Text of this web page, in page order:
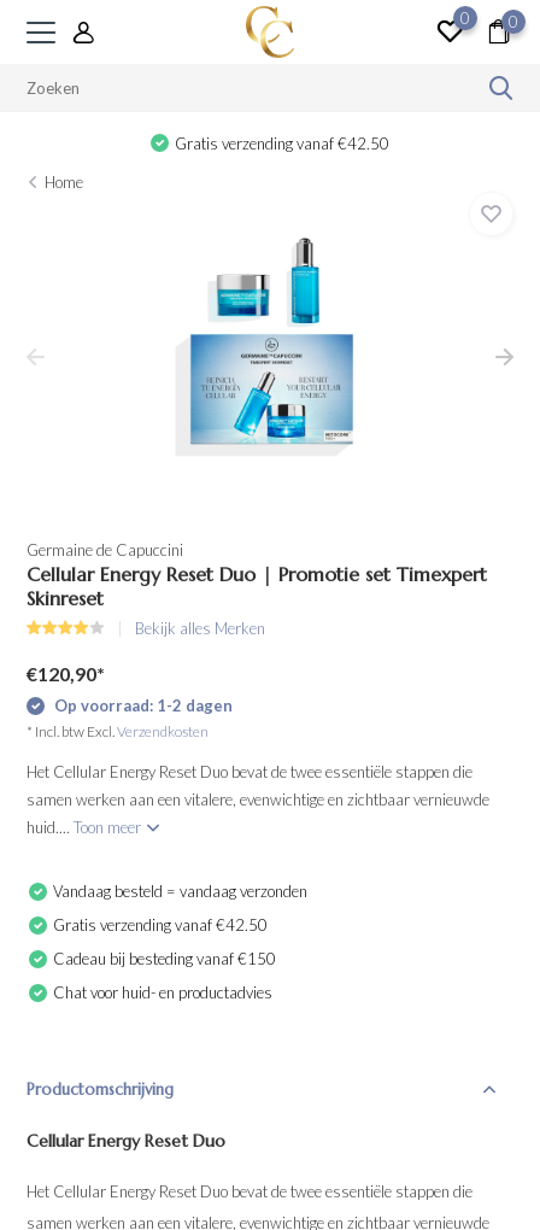
0 0
Gratis verzending vanaf €42.50
Home
Germaine de Capuccini
Cellular Energy Reset Duo | Promotie set Timexpert
Skinreset
Bekijk alles Merken
€120,90*
Op voorraad: 1-2 dagen
* Incl. btw Excl.Verzendkosten
Het Cellular Energy Reset Duo bevat de twee essentiële stappen die
samen werken aan een vitalere, evenwichtige en zichtbaar vernieuwde
huid....Toon meer
Vandaag besteld = vandaag verzonden
Gratis verzending vanaf €42.50
Cadeau bij besteding vanaf €150
Chat voor huid- en productadvies
Productomschrijving
Cellular Energy Reset Duo
Het Cellular Energy Reset Duo bevat de twee essentiële stappen die
samen werken aan een vitalere, evenwichtige en zichtbaar vernieuwde